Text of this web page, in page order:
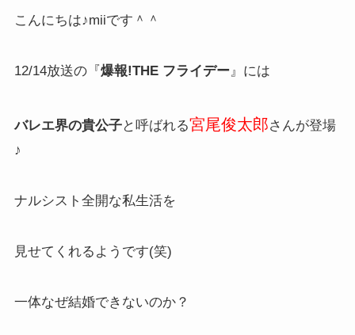
こんにちは♪miiです＾＾
12/14放送の『爆報!THE フライデー』には
バレエ界の貴公子と呼ばれる宮尾俊太郎さんが登場
♪
ナルシスト全開な私生活を
見せてくれるようです(笑)
一体なぜ結婚できないのか？